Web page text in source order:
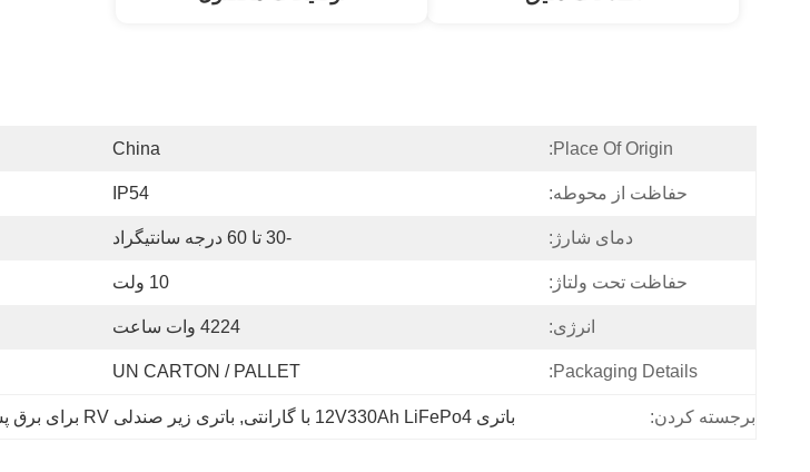
Place Of Origin:
China
حفاظت از محوطه: IP54
دمای شارژ: -30 تا 60 درجه سانتیگراد
حفاظت تحت ولتاژ: 10 ولت
انرژی: 4224 وات ساعت
Packaging Details:
UN CARTON / PALLET
برجسته کردن: باتری 12V330Ah LiFePo4 با گارانتی , باتری زیر صندلی RV برای برق پشتیبان